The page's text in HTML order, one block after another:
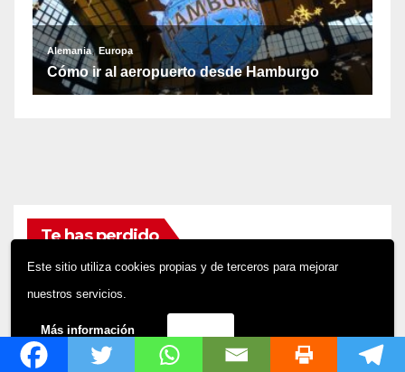
Este sitio utiliza cookies propias y de terceros para mejorar
nuestros servicios.
Más información
Te has perdido
EUROPA GALICIA LA CORUÑA